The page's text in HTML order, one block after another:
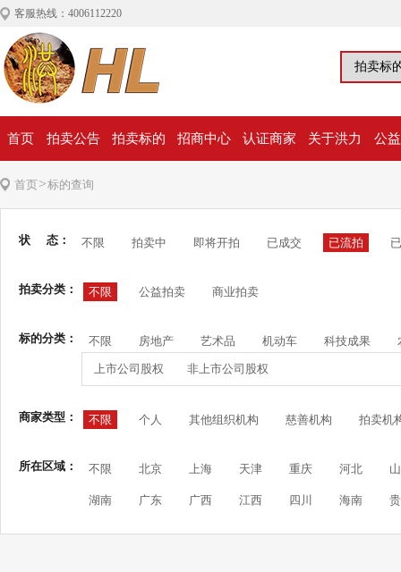
客服热线：4006112220
首页 拍卖公告 拍卖标的 招商中心 认证商家 关于洪力 公
首页>标的查询
状 态： 不限 拍卖中 即将开拍 已成交 已流拍
拍卖分类： 不限 公益拍卖 商业拍卖
标的分类： 不限 房地产 艺术品 机动车 科技成果
上市公司股权 非上市公司股权
商家类型： 不限 个人 其他组织机构 慈善机构 拍卖机
所在区域： 不限 北京 上海 天津 重庆 河北
湖南 广东 广西 江西 四川 海南